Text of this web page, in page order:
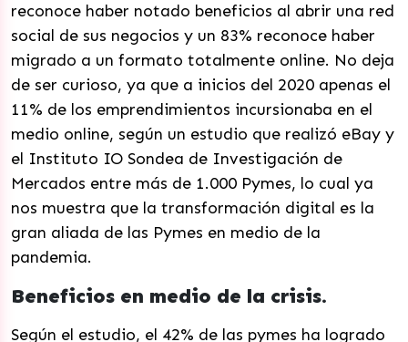
reconoce haber notado beneficios al abrir una red
social de sus negocios y un 83% reconoce haber
migrado a un formato totalmente online. No deja
de ser curioso, ya que a inicios del 2020 apenas el
11% de los emprendimientos incursionaba en el
medio online, según un estudio que realizó eBay y
el Instituto IO Sondea de Investigación de
Mercados entre más de 1.000 Pymes, lo cual ya
nos muestra que la transformación digital es la
gran aliada de las Pymes en medio de la
pandemia.
Beneficios en medio de la crisis.
Según el estudio, el 42% de las pymes ha logrado